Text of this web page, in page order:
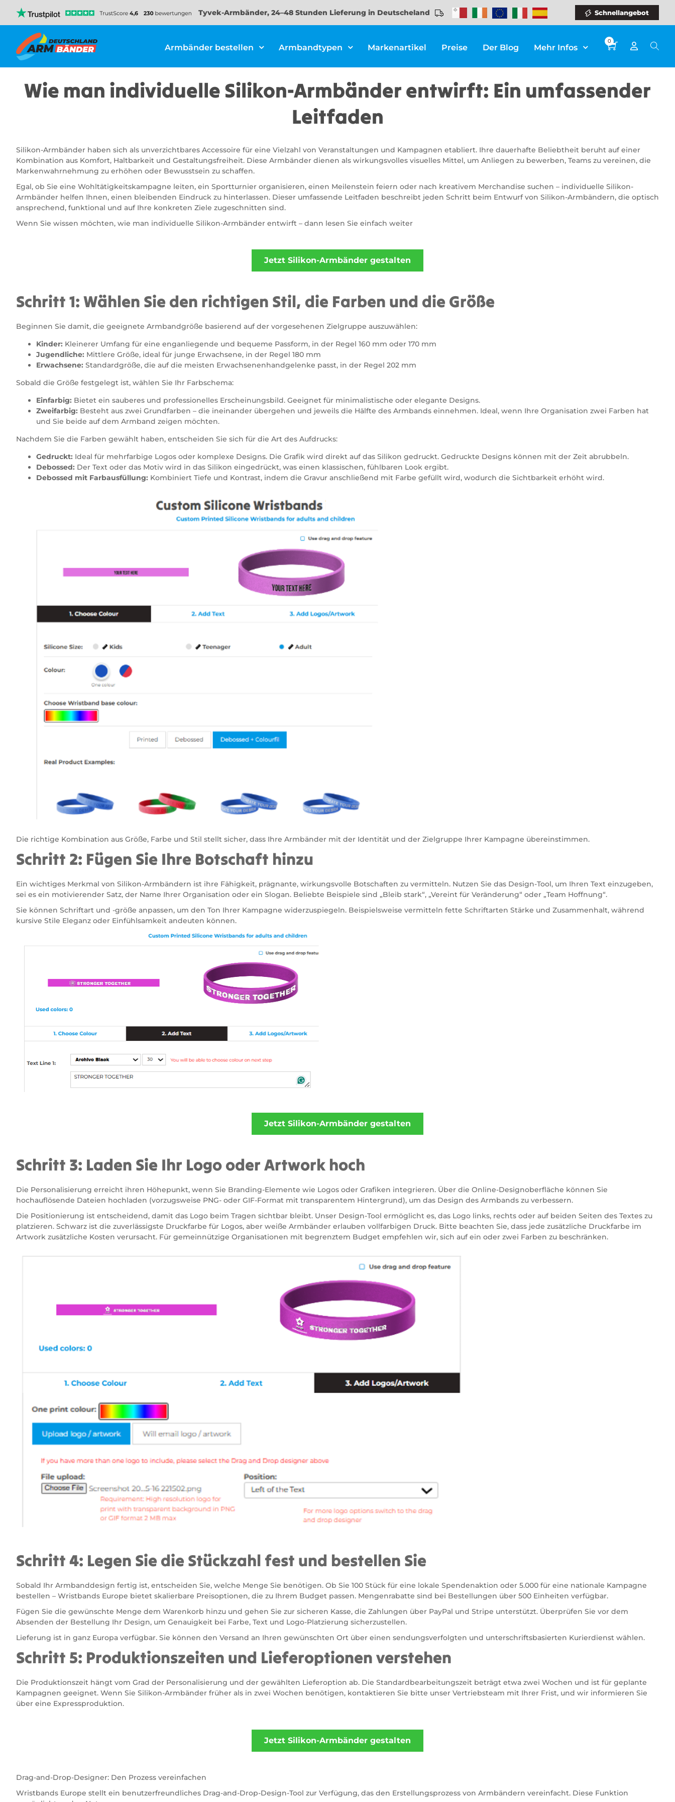
Tyvek-Armbänder, 24–48 Stunden Lieferung in Deutscheland Schnellangebot
Armbänder bestellen Armbandtypen Markenartikel Preise Der Blog Mehr Infos
0
Wie man individuelle Silikon-Armbänder entwirft: Ein umfassender
Leitfaden
Silikon-Armbänder haben sich als unverzichtbares Accessoire für eine Vielzahl von Veranstaltungen und Kampagnen etabliert. Ihre dauerhafte Beliebtheit beruht auf einer
Kombination aus Komfort, Haltbarkeit und Gestaltungsfreiheit. Diese Armbänder dienen als wirkungsvolles visuelles Mittel, um Anliegen zu bewerben, Teams zu vereinen, die
Markenwahrnehmung zu erhöhen oder Bewusstsein zu schaffen.
Egal, ob Sie eine Wohltätigkeitskampagne leiten, ein Sportturnier organisieren, einen Meilenstein feiern oder nach kreativem Merchandise suchen – individuelle Silikon-
Armbänder helfen Ihnen, einen bleibenden Eindruck zu hinterlassen. Dieser umfassende Leitfaden beschreibt jeden Schritt beim Entwurf von Silikon-Armbändern, die optisch
ansprechend, funktional und auf Ihre konkreten Ziele zugeschnitten sind.
Wenn Sie wissen möchten, wie man individuelle Silikon-Armbänder entwirft – dann lesen Sie einfach weiter
Schritt 1: Wählen Sie den richtigen Stil, die Farben und die Größe
Beginnen Sie damit, die geeignete Armbandgröße basierend auf der vorgesehenen Zielgruppe auszuwählen:
Kinder: Kleinerer Umfang für eine enganliegende und bequeme Passform, in der Regel 160 mm oder 170 mm
Jugendliche: Mittlere Größe, ideal für junge Erwachsene, in der Regel 180 mm
Erwachsene: Standardgröße, die auf die meisten Erwachsenenhandgelenke passt, in der Regel 202 mm
Sobald die Größe festgelegt ist, wählen Sie Ihr Farbschema:
Einfarbig: Bietet ein sauberes und professionelles Erscheinungsbild. Geeignet für minimalistische oder elegante Designs.
Zweifarbig: Besteht aus zwei Grundfarben – die ineinander übergehen und jeweils die Hälfte des Armbands einnehmen. Ideal, wenn Ihre Organisation zwei Farben hat
und Sie beide auf dem Armband zeigen möchten.
Nachdem Sie die Farben gewählt haben, entscheiden Sie sich für die Art des Aufdrucks:
Gedruckt: Ideal für mehrfarbige Logos oder komplexe Designs. Die Grafik wird direkt auf das Silikon gedruckt. Gedruckte Designs können mit der Zeit abrubbeln.
Debossed: Der Text oder das Motiv wird in das Silikon eingedrückt, was einen klassischen, fühlbaren Look ergibt.
Debossed mit Farbausfüllung: Kombiniert Tiefe und Kontrast, indem die Gravur anschließend mit Farbe gefüllt wird, wodurch die Sichtbarkeit erhöht wird.
Die richtige Kombination aus Größe, Farbe und Stil stellt sicher, dass Ihre Armbänder mit der Identität und der Zielgruppe Ihrer Kampagne übereinstimmen.
Schritt 2: Fügen Sie Ihre Botschaft hinzu
Ein wichtiges Merkmal von Silikon-Armbändern ist ihre Fähigkeit, prägnante, wirkungsvolle Botschaften zu vermitteln. Nutzen Sie das Design-Tool, um Ihren Text einzugeben,
sei es ein motivierender Satz, der Name Ihrer Organisation oder ein Slogan. Beliebte Beispiele sind „Bleib stark“, „Vereint für Veränderung“ oder „Team Hoffnung“.
Sie können Schriftart und -größe anpassen, um den Ton Ihrer Kampagne widerzuspiegeln. Beispielsweise vermitteln fette Schriftarten Stärke und Zusammenhalt, während
kursive Stile Eleganz oder Einfühlsamkeit andeuten können.
Schritt 3: Laden Sie Ihr Logo oder Artwork hoch
Die Personalisierung erreicht ihren Höhepunkt, wenn Sie Branding-Elemente wie Logos oder Grafiken integrieren. Über die Online-Designoberfläche können Sie
hochauflösende Dateien hochladen (vorzugsweise PNG- oder GIF-Format mit transparentem Hintergrund), um das Design des Armbands zu verbessern.
Die Positionierung ist entscheidend, damit das Logo beim Tragen sichtbar bleibt. Unser Design-Tool ermöglicht es, das Logo links, rechts oder auf beiden Seiten des Textes zu
platzieren. Schwarz ist die zuverlässigste Druckfarbe für Logos, aber weiße Armbänder erlauben vollfarbigen Druck. Bitte beachten Sie, dass jede zusätzliche Druckfarbe im
Artwork zusätzliche Kosten verursacht. Für gemeinnützige Organisationen mit begrenztem Budget empfehlen wir, sich auf ein oder zwei Farben zu beschränken.
Schritt 4: Legen Sie die Stückzahl fest und bestellen Sie
Sobald Ihr Armbanddesign fertig ist, entscheiden Sie, welche Menge Sie benötigen. Ob Sie 100 Stück für eine lokale Spendenaktion oder 5.000 für eine nationale Kampagne
bestellen – Wristbands Europe bietet skalierbare Preisoptionen, die zu Ihrem Budget passen. Mengenrabatte sind bei Bestellungen über 500 Einheiten verfügbar.
Fügen Sie die gewünschte Menge dem Warenkorb hinzu und gehen Sie zur sicheren Kasse, die Zahlungen über PayPal und Stripe unterstützt. Überprüfen Sie vor dem
Absenden der Bestellung Ihr Design, um Genauigkeit bei Farbe, Text und Logo-Platzierung sicherzustellen.
Lieferung ist in ganz Europa verfügbar. Sie können den Versand an Ihren gewünschten Ort über einen sendungsverfolgten und unterschriftsbasierten Kurierdienst wählen.
Schritt 5: Produktionszeiten und Lieferoptionen verstehen
Die Produktionszeit hängt vom Grad der Personalisierung und der gewählten Lieferoption ab. Die Standardbearbeitungszeit beträgt etwa zwei Wochen und ist für geplante
Kampagnen geeignet. Wenn Sie Silikon-Armbänder früher als in zwei Wochen benötigen, kontaktieren Sie bitte unser Vertriebsteam mit Ihrer Frist, und wir informieren Sie
über eine Expressproduktion.
Drag-and-Drop-Designer: Den Prozess vereinfachen
Wristbands Europe stellt ein benutzerfreundliches Drag-and-Drop-Design-Tool zur Verfügung, das den Erstellungsprozess von Armbändern vereinfacht. Diese Funktion